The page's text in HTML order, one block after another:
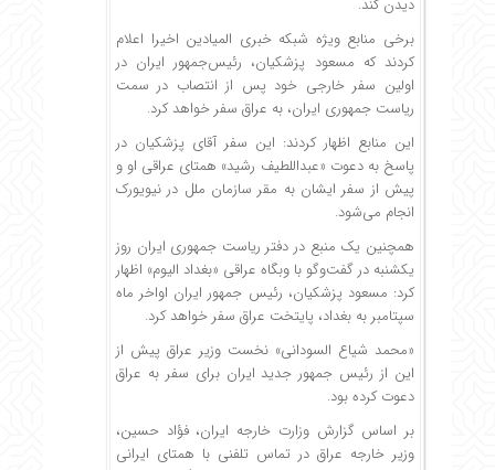
دیدن کند.
برخی منابع ویژه شبکه خبری المیادین اخیرا اعلام
کردند که مسعود پزشکیان، رئیس‌جمهور ایران در
اولین سفر خارجی خود پس از انتصاب در سمت
ریاست جمهوری ایران، به عراق سفر خواهد کرد.
این منابع اظهار کردند: این سفر آقای پزشکیان در
پاسخ به دعوت «عبداللطیف رشید» همتای عراقی او و
پیش از سفر ایشان به مقر سازمان ملل در نیویورک
انجام می‌شود.
همچنین یک منبع در دفتر ریاست جمهوری ایران روز
یکشنبه در گفت‌وگو با وبگاه عراقی «بغداد الیوم» اظهار
کرد: مسعود پزشکیان، رئیس جمهور ایران اواخر ماه
سپتامبر به بغداد، پایتخت عراق سفر خواهد کرد.
«محمد شیاع السودانی» نخست وزیر عراق پیش از
این از رئیس جمهور جدید ایران برای سفر به عراق
دعوت کرده بود.
بر اساس گزارش وزارت خارجه ایران، فؤاد حسین،
وزیر خارجه عراق در تماس تلفنی با همتای ایرانی